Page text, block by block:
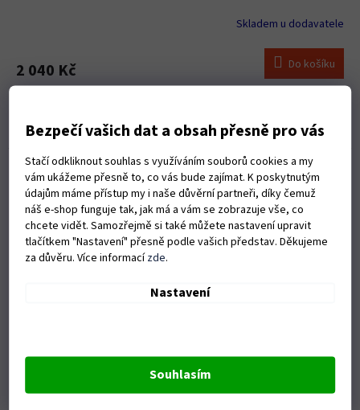
Bezpečí vašich dat a obsah přesně pro vás
Stačí odkliknout souhlas s využíváním souborů cookies a my
vám ukážeme přesně to, co vás bude zajímat. K poskytnutým
údajům máme přístup my i naše důvěrní partneři, díky čemuž
náš e-shop funguje tak, jak má a vám se zobrazuje vše, co
chcete vidět. Samozřejmě si také můžete nastavení upravit
tlačítkem "Nastavení" přesně podle vašich představ. Děkujeme
za důvěru. Více informacízde.
Nastavení
Souhlasím
Skladem u dodavatele
2 040 Kč Do košíku
střihu v jedné rovině.
Kód:S14647